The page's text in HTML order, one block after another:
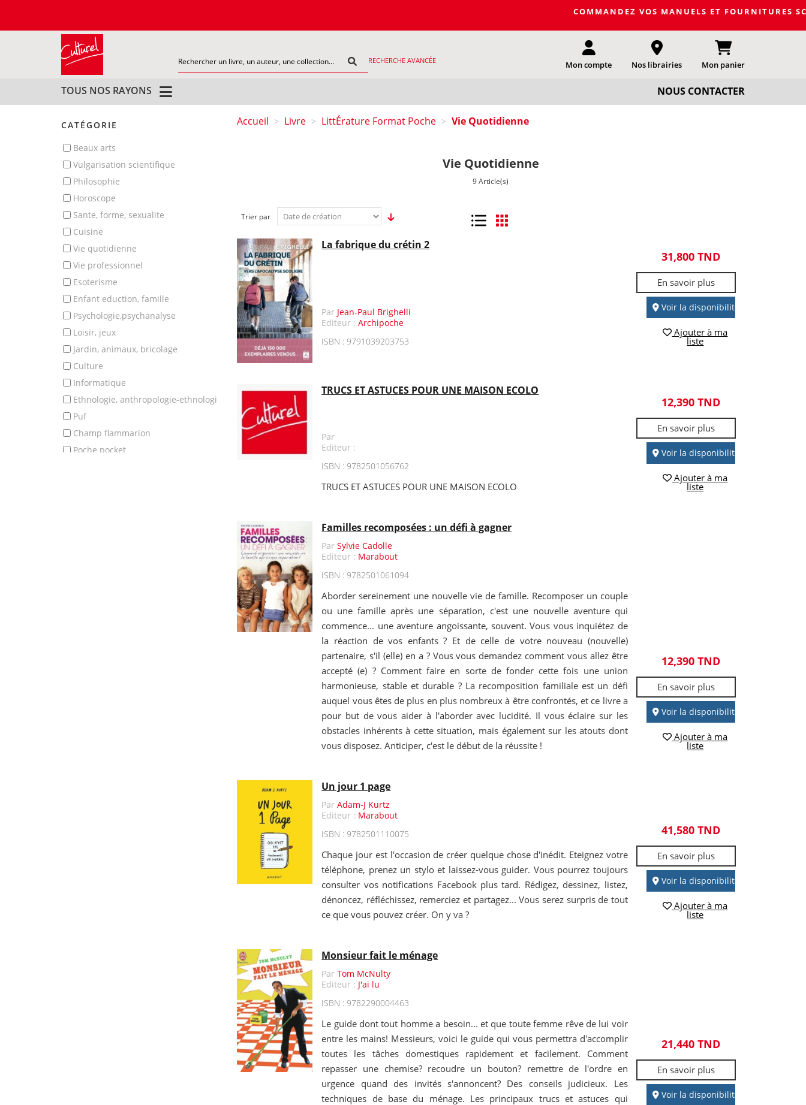
COMMANDEZ VOS MANUELS ET FOURNITURES
RECHERCHE AVANCÉE Mon compte Nos librairies Mon panier
TOUS NOS RAYONS NOUS CONTACTER
CATÉGORIE
beaux arts
vulgarisation scientifique
philosophie
horoscope
sante, forme, sexualite
cuisine
vie quotidienne
vie professionnel
esoterisme
enfant eduction, famille
psychologie,psychanalyse
loisir, jeux
jardin, animaux, bricolage
culture
informatique
ethnologie, anthropologie-ethnologi
puf
champ flammarion
poche pocket
Accueil > Livre > LittÉrature Format Poche > Vie Quotidienne
Vie Quotidienne
9 Article(s)
Trier par Liste Grille
La fabrique du crétin 2
Par Jean-Paul Brighelli
Editeur :Archipoche
ISBN : 9791039203753
31,800 TND
En savoir plus
Voir la disponibilité
Ajouter à ma
liste
TRUCS ET ASTUCES POUR UNE MAISON ECOLO
Par
Editeur :
ISBN : 9782501056762
TRUCS ET ASTUCES POUR UNE MAISON ECOLO
12,390 TND
En savoir plus
Voir la disponibilité
Ajouter à ma
liste
Familles recomposées : un défi à gagner
ParSylvie Cadolle
Editeur : Marabout
ISBN : 9782501061094
Aborder sereinement une nouvelle vie de famille. Recomposer un couple
ou une famille après une séparation, c'est une nouvelle aventure qui
commence... une aventure angoissante, souvent. Vous vous inquiétez de
la réaction de vos enfants ? Et de celle de votre nouveau (nouvelle)
partenaire, s'il (elle) en a ? Vous vous demandez comment vous allez être
accepté (e) ? Comment faire en sorte de fonder cette fois une union
harmonieuse, stable et durable ? La recomposition familiale est un défi
auquel vous êtes de plus en plus nombreux à être confrontés, et ce livre a
pour but de vous aider à l'aborder avec lucidité. Il vous éclaire sur les
obstacles inhérents à cette situation, mais également sur les atouts dont
vous disposez. Anticiper, c'est le début de la réussite !
12,390 TND
En savoir plus
Voir la disponibilité
Ajouter à ma
liste
Un jour 1 page
ParAdam-J Kurtz
Editeur : Marabout
ISBN : 9782501110075
Chaque jour est l'occasion de créer quelque chose d'inédit. Eteignez votre
téléphone, prenez un stylo et laissez-vous guider. Vous pourrez toujours
consulter vos notifications Facebook plus tard. Rédigez, dessinez, listez,
dénoncez, réfléchissez, remerciez et partagez... Vous serez surpris de tout
ce que vous pouvez créer. On y va ?
41,580 TND
En savoir plus
Voir la disponibilité
Ajouter à ma
liste
Monsieur fait le ménage
ParTom McNulty
Editeur : J'ai lu
ISBN : 9782290004463
Le guide dont tout homme a besoin... et que toute femme rêve de lui voir
entre les mains! Messieurs, voici le guide qui vous permettra d'accomplir
toutes les tâches domestiques rapidement et facilement. Comment
repasser une chemise? recoudre un bouton? remettre de l'ordre en
urgence quand des invités s'annoncent? Des conseils judicieux. Les
techniques de base du ménage. Les principaux trucs et astuces qui
21,440 TND
En savoir plus
Voir la disponibilité